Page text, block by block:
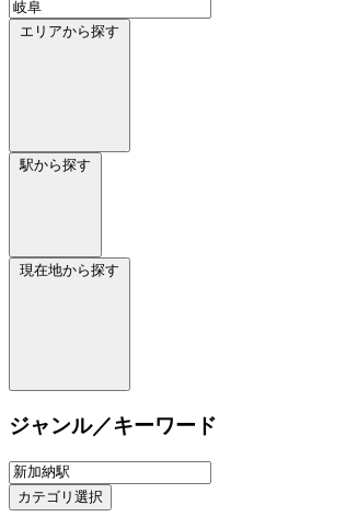
エリアから探す
駅から探す
現在地から探す
ジャンル／キーワード
カテゴリ選択